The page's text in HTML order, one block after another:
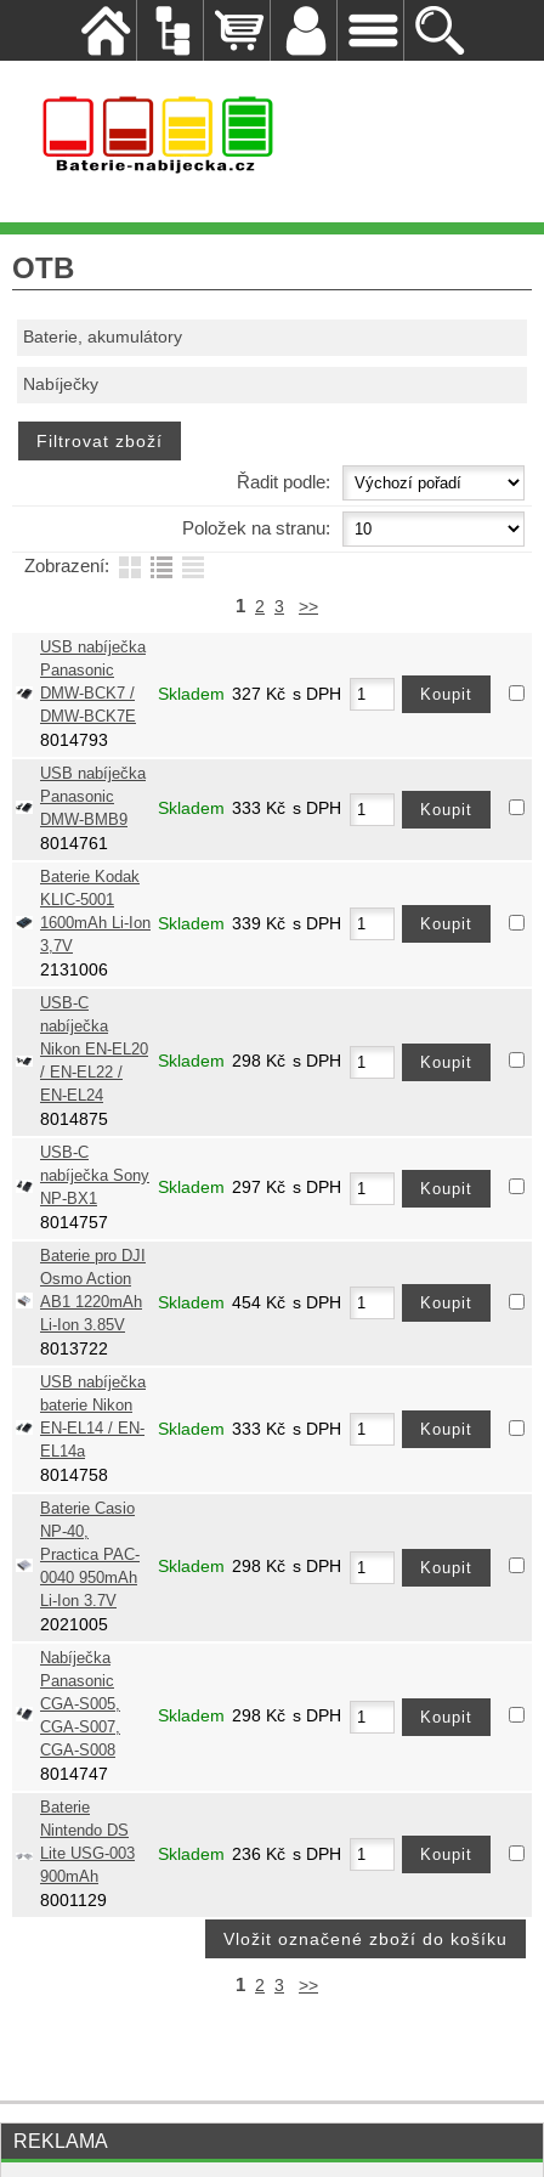
OTB
Baterie, akumulátory
Nabíječky
Řadit podle:
Položek na stranu:
Zobrazení:
1 2 3 >>
USB nabíječka
Panasonic
DMW-BCK7 /
DMW-BCK7E
8014793
Skladem 327 Kč s DPH
USB nabíječka
Panasonic
DMW-BMB9
8014761
Skladem 333 Kč s DPH
Baterie Kodak
KLIC-5001
1600mAh Li-Ion
3,7V
2131006
Skladem 339 Kč s DPH
USB-C
nabíječka
Nikon EN-EL20
/ EN-EL22 /
EN-EL24
8014875
Skladem 298 Kč s DPH
USB-C
nabíječka Sony
NP-BX1
8014757
Skladem 297 Kč s DPH
Baterie pro DJI
Osmo Action
AB1 1220mAh
Li-Ion 3.85V
8013722
Skladem 454 Kč s DPH
USB nabíječka
baterie Nikon
EN-EL14 / EN-
EL14a
8014758
Skladem 333 Kč s DPH
Baterie Casio
NP-40,
Practica PAC-
0040 950mAh
Li-Ion 3.7V
2021005
Skladem 298 Kč s DPH
Nabíječka
Panasonic
CGA-S005,
CGA-S007,
CGA-S008
8014747
Skladem 298 Kč s DPH
Baterie
Nintendo DS
Lite USG-003
900mAh
8001129
Skladem 236 Kč s DPH
1 2 3 >>
REKLAMA